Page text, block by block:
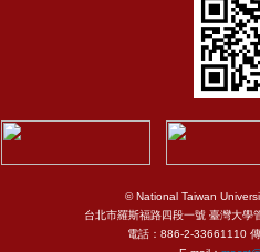
© National Taiwan
台北市羅斯福路四段一號 臺灣大學
電話：886-2-33661110